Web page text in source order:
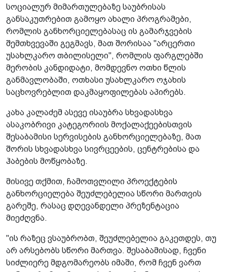
სოციალურ მიმართულებაზე საუბრისას
განსაკუთრებით გამოყო ახალი პროგრამები,
რომლის განხორციელებასაც ის გამარჯვების
შემთხვევაში გეგმავს, მათ შორისაა "არცერთი
უსახლკარო თბილისელი", რომლის ფარგლებში
მერობის კანდიდატი, მომდევნო ოთხი წლის
განმავლობაში, ოთხასი უსახლკარო ოჯახის
საცხოვრებლით დაკმაყოფილებას აპირებს.
კახა კალაძემ ასევე ისაუბრა სხვადასხვა
ასაკობრივი კატეგორიის მოქალაქეებისთვის
შესაბამისი სერვისების განხორციელებაზე, მათ
შორის სხვადასხვა სივრცეების, ცენტრებისა და
ჰაბების მოწყობაზე.
მისივე თქმით, ჩამოთვლილი პროექტების
განხორციელება შეუძლებელია სწორი მართვის
გარეშე, რასაც დღევანდელი პრეზენტაცია
მიეძღვნა.
"ის რაზეც ვსაუბრობთ, შეუძლებელია გაკეთდეს, თუ
არ არსებობს სწორი მართვა. შესაბამისად, ჩვენი
სიძლიერე მდგომარეობს იმაში, რომ ჩვენ ვართ